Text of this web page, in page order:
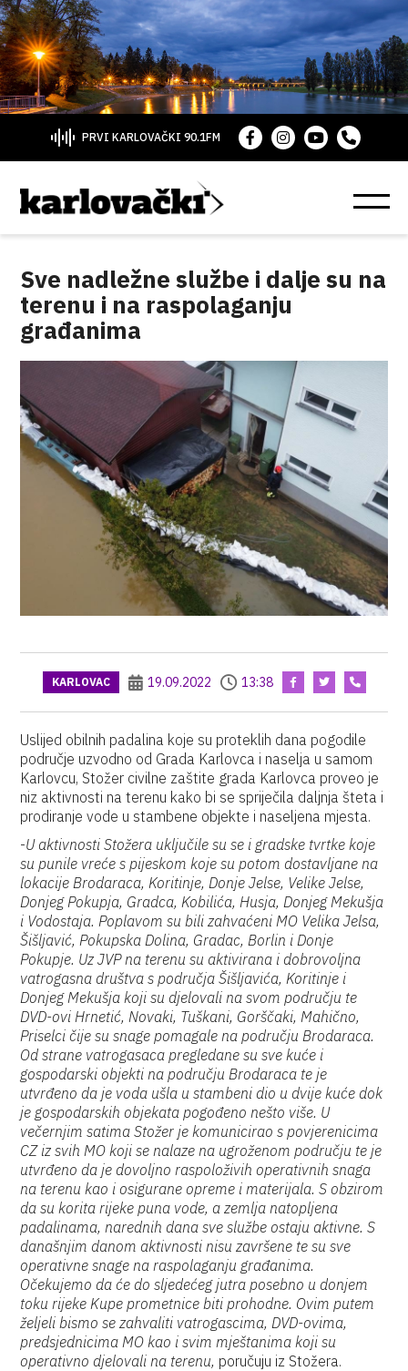
PRVI KARLOVAČKI 90.1FM
Sve nadležne službe i dalje su na
terenu i na raspolaganju
građanima
KARLOVAC 19.09.2022 13:38
Uslijed obilnih padalina koje su proteklih dana pogodile
područje uzvodno od Grada Karlovca i naselja u samom
Karlovcu, Stožer civilne zaštite grada Karlovca proveo je
niz aktivnosti na terenu kako bi se spriječila daljnja šteta i
prodiranje vode u stambene objekte i naseljena mjesta.
-U aktivnosti Stožera uključile su se i gradske tvrtke koje
su punile vreće s pijeskom koje su potom dostavljane na
lokacije Brodaraca, Koritinje, Donje Jelse, Velike Jelse,
Donjeg Pokupja, Gradca, Kobilića, Husja, Donjeg Mekušja
i Vodostaja. Poplavom su bili zahvaćeni MO Velika Jelsa,
Šišljavić, Pokupska Dolina, Gradac, Borlin i Donje
Pokupje. Uz JVP na terenu su aktivirana i dobrovoljna
vatrogasna društva s područja Šišljavića, Koritinje i
Donjeg Mekušja koji su djelovali na svom području te
DVD-ovi Hrnetić, Novaki, Tuškani, Gorščaki, Mahično,
Priselci čije su snage pomagale na području Brodaraca.
Od strane vatrogasaca pregledane su sve kuće i
gospodarski objekti na području Brodaraca te je
utvrđeno da je voda ušla u stambeni dio u dvije kuće dok
je gospodarskih objekata pogođeno nešto više. U
večernjim satima Stožer je komunicirao s povjerenicima
CZ iz svih MO koji se nalaze na ugroženom području te je
utvrđeno da je dovoljno raspoloživih operativnih snaga
na terenu kao i osigurane opreme i materijala. S obzirom
da su korita rijeke puna vode, a zemlja natopljena
padalinama, narednih dana sve službe ostaju aktivne. S
današnjim danom aktivnosti nisu završene te su sve
operativne snage na raspolaganju građanima.
Očekujemo da će do sljedećeg jutra posebno u donjem
toku rijeke Kupe prometnice biti prohodne. Ovim putem
željeli bismo se zahvaliti vatrogascima, DVD-ovima,
predsjednicima MO kao i svim mještanima koji su
operativno djelovali na terenu, poručuju iz Stožera.